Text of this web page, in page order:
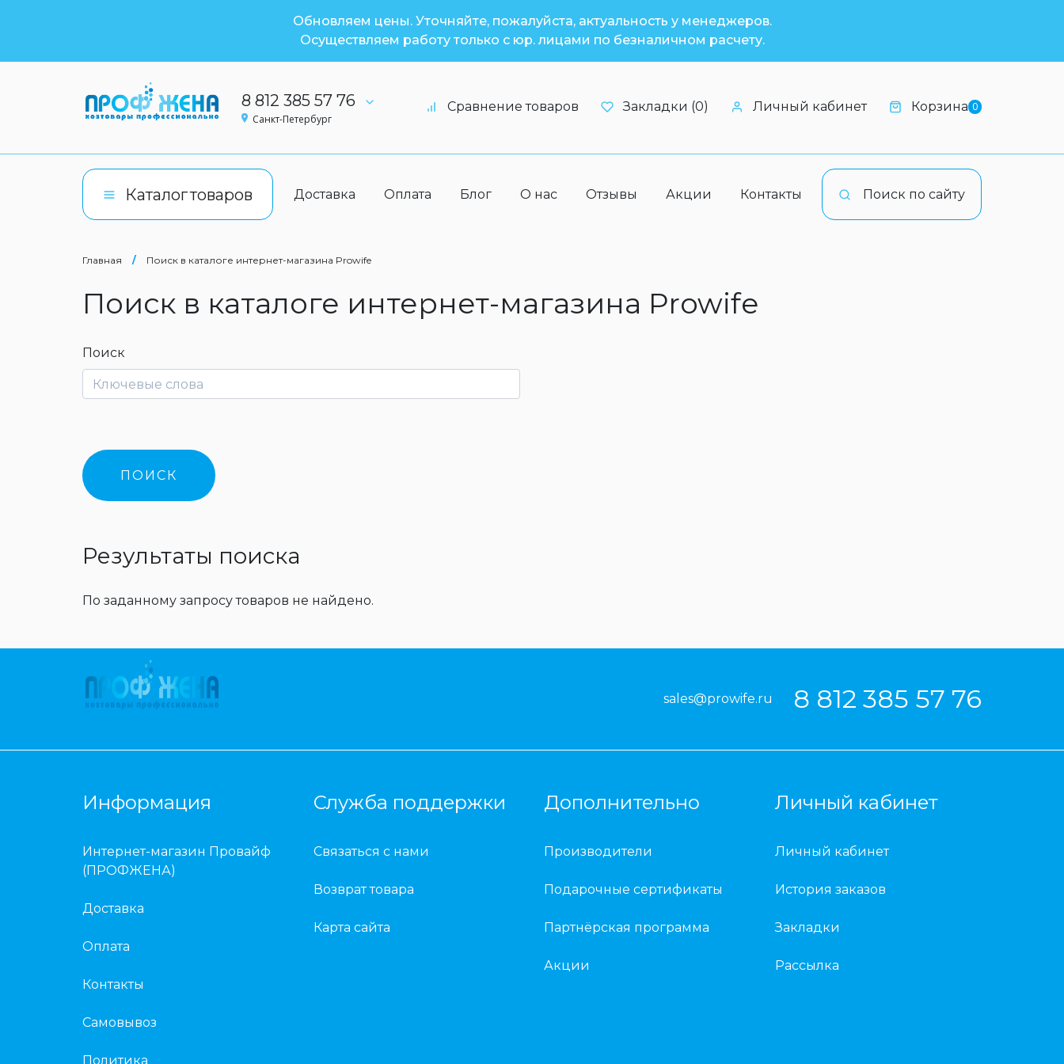
Обновляем цены. Уточняйте, пожалуйста, актуальность у менеджеров.
Осуществляем работу только с юр. лицами по безналичном расчету.
8 812 385 57 76
Санкт-Петербург
Сравнение товаров Закладки (0) Личный кабинет Корзина 0
Поиск по сайту
Каталогтоваров Доставка Оплата Блог О нас Отзывы Акции Контакты
Главная / Поиск в каталоге интернет-магазина Prowife
Поиск в каталоге интернет-магазина Prowife
Поиск
Результаты поиска
По заданному запросу товаров не найдено.
sales@prowife.ru 8 812 385 57 76
Информация
Интернет-магазин Провайф
(ПРОФЖЕНА)
Доставка
Оплата
Контакты
Самовывоз
Политика
Служба поддержки
Связаться с нами
Возврат товара
Карта сайта
Дополнительно
Производители
Подарочные сертификаты
Партнёрская программа
Акции
Личный кабинет
Личный кабинет
История заказов
Закладки
Рассылка